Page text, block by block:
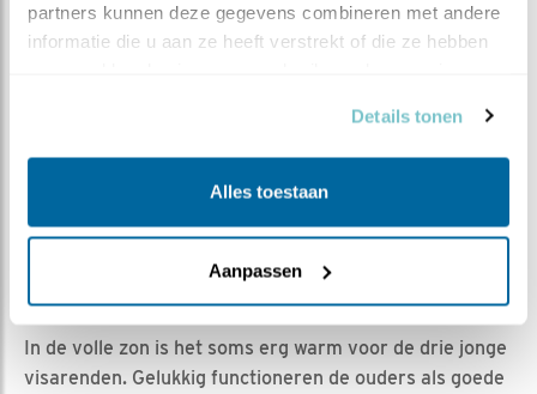
partners kunnen deze gegevens combineren met andere
informatie die u aan ze heeft verstrekt of die ze hebben
Details tonen
Alles toestaan
Aanpassen
De hitte doorstaan
Sam Reitsma | Geplaatst op 18 juni 2021, 19:45 |
ik leuk| Bewaar dit filmpje|
667x
In de volle zon is het soms erg warm voor de drie jonge
visarenden. Gelukkig functioneren de ouders als goede